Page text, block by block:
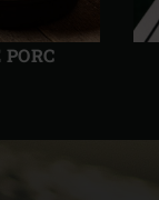
précédente